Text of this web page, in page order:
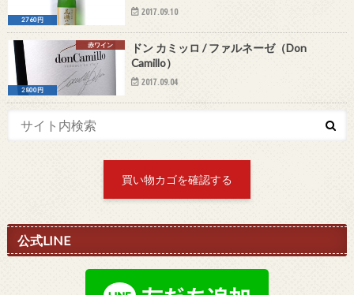
2760円
2017.09.10
赤ワイン
2800円
ドン カミッロ / ファルネーゼ（Don
Camillo）
2017.09.04
買い物カゴを確認する
公式LINE